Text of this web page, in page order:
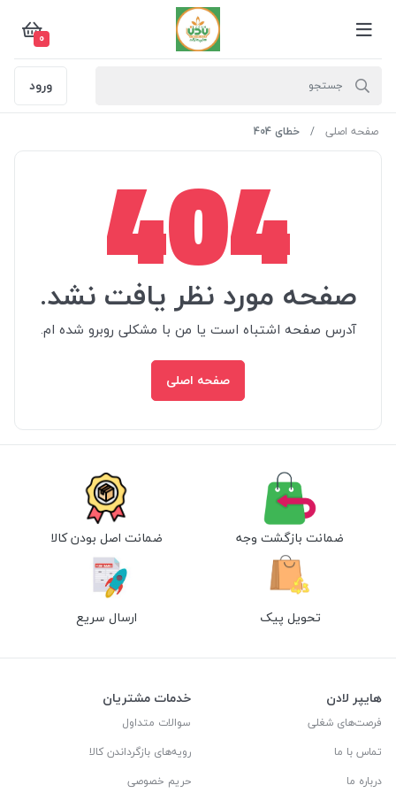
0
ورود
صفحه اصلی خطای 404
404
صفحه مورد نظر یافت نشد.
آدرس صفحه اشتباه است یا من با مشکلی روبرو شده ام.
صفحه اصلی
ضمانت بازگشت وجه ضمانت اصل بودن کالا
تحویل پیک ارسال سریع
هایپر لادن
فرصت‌های شغلی
تماس با ما
درباره ما
خدمات مشتریان
سوالات متداول
رویه‌های بازگرداندن کالا
حریم خصوصی